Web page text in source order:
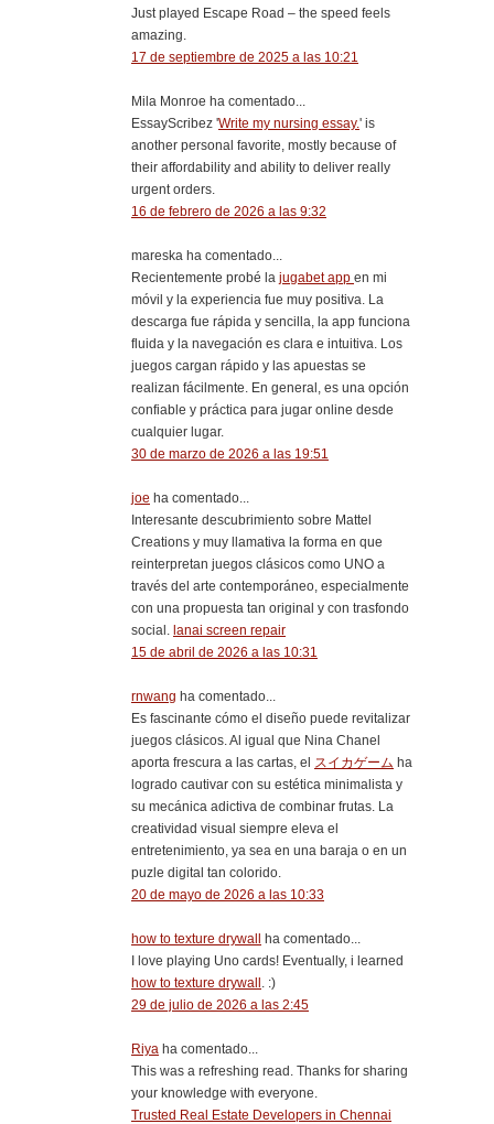
Just played Escape Road – the speed feels
amazing.
17 de septiembre de 2025 a las 10:21
Mila Monroe ha comentado...
EssayScribez 'Write my nursing essay.' is
another personal favorite, mostly because of
their affordability and ability to deliver really
urgent orders.
16 de febrero de 2026 a las 9:32
mareska ha comentado...
Recientemente probé la jugabet app en mi
móvil y la experiencia fue muy positiva. La
descarga fue rápida y sencilla, la app funciona
fluida y la navegación es clara e intuitiva. Los
juegos cargan rápido y las apuestas se
realizan fácilmente. En general, es una opción
confiable y práctica para jugar online desde
cualquier lugar.
30 de marzo de 2026 a las 19:51
joe ha comentado...
Interesante descubrimiento sobre Mattel
Creations y muy llamativa la forma en que
reinterpretan juegos clásicos como UNO a
través del arte contemporáneo, especialmente
con una propuesta tan original y con trasfondo
social. lanai screen repair
15 de abril de 2026 a las 10:31
rnwang ha comentado...
Es fascinante cómo el diseño puede revitalizar
juegos clásicos. Al igual que Nina Chanel
aporta frescura a las cartas, el スイカゲーム ha
logrado cautivar con su estética minimalista y
su mecánica adictiva de combinar frutas. La
creatividad visual siempre eleva el
entretenimiento, ya sea en una baraja o en un
puzle digital tan colorido.
20 de mayo de 2026 a las 10:33
how to texture drywall
ha comentado...
I love playing Uno cards! Eventually, i learned
how to texture drywall . :)
29 de julio de 2026 a las 2:45
Riya ha comentado...
This was a refreshing read. Thanks for sharing
your knowledge with everyone.
Trusted Real Estate Developers in Chennai